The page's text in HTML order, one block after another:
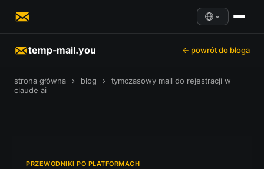
temp-mail.you ← powrót do bloga
strona główna › blog ›
tymczasowy mail do rejestracji w
claude ai
PRZEWODNIKI PO PLATFORMACH